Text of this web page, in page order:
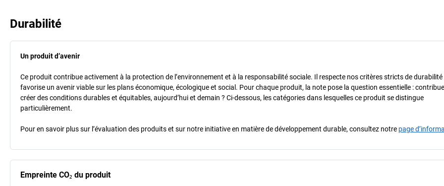
Durabilité
Un produit d’avenir
Ce produit contribue activement à la protection de l’environnement et à la responsabilité sociale. Il respecte nos critères stricts de durabilité
favorise un avenir viable sur les plans économique, écologique et social. Pour chaque produit, la note pose la question essentielle :
créer des conditions durables et équitables, aujourd’hui et demain ? Ci-dessous, les catégories dans lesquelles ce produit se distingue
particulièrement.
Pour en savoir plus sur l’évaluation des produits et sur notre initiative en matière de développement durable, consultez notre page
Empreinte CO₂ du produit